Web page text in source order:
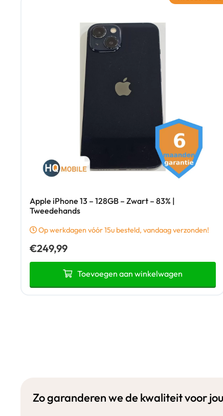
Apple iPhone 13 – 128GB – Zwart – 83% |
Tweedehands
Op werkdagen vóór 15u besteld, vandaag verzonden!
€249,99
Toevoegen aan winkelwagen
Zo garanderen we de kwaliteit voor jou